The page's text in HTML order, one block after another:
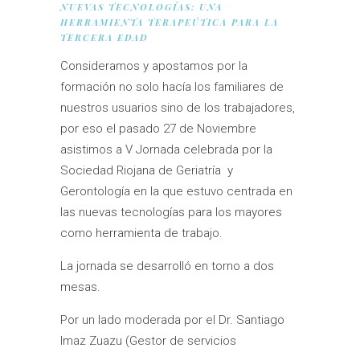
NUEVAS TECNOLOGÍAS: UNA
HERRAMIENTA TERAPEÚTICA PARA LA
TERCERA EDAD
Consideramos y apostamos por la
formación no solo hacía los familiares de
nuestros usuarios sino de los trabajadores,
por eso el pasado 27 de Noviembre
asistimos a V Jornada celebrada por la
Sociedad Riojana de Geriatría y
Gerontología en la que estuvo centrada en
las nuevas tecnologías para los mayores
como herramienta de trabajo.
La jornada se desarrolló en torno a dos
mesas.
Por un lado moderada por el Dr. Santiago
Imaz Zuazu (Gestor de servicios